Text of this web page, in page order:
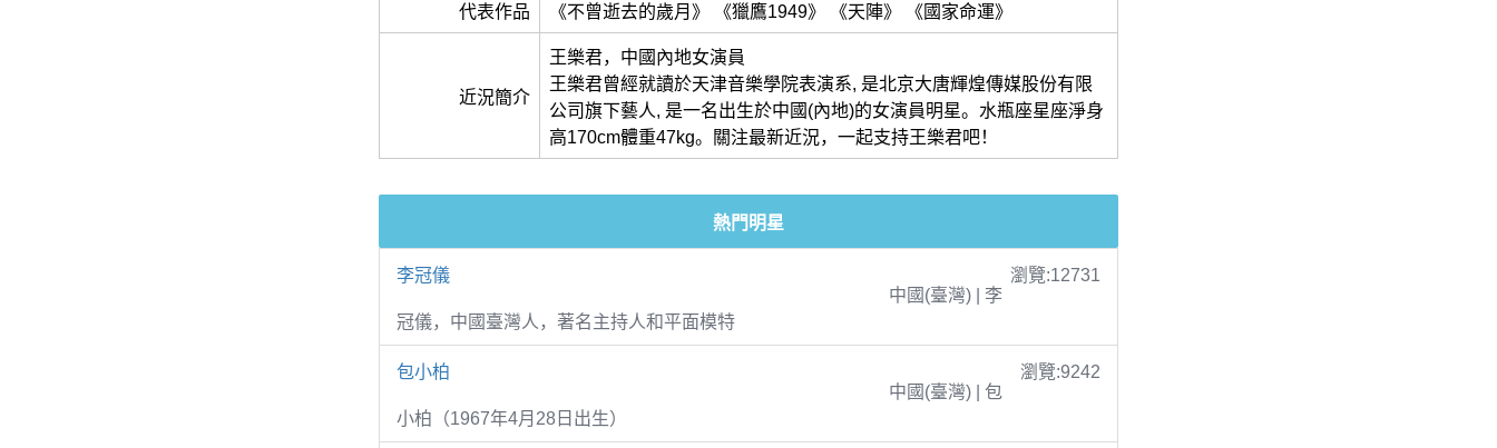
代表作品 《不曾逝去的歲月》 《獵鷹1949》 《天陣》 《國家命運》
近況簡介
王樂君，中國內地女演員
王樂君曾經就讀於天津音樂學院表演系, 是北京大唐輝煌傳媒股份有限
公司旗下藝人, 是一名出生於中國(內地)的女演員明星。水瓶座星座淨身
高170cm體重47kg。關注最新近況，一起支持王樂君吧！
熱門明星
李冠儀
瀏覽:12731
中國(臺灣) | 李
冠儀，中國臺灣人，著名主持人和平面模特
包小柏
瀏覽:9242
中國(臺灣) | 包
小柏（1967年4月28日出生）